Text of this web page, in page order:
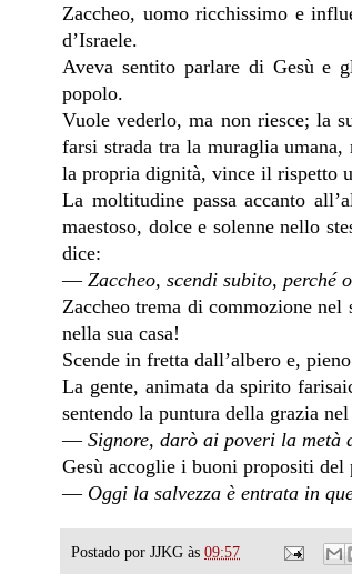
Zaccheo, uomo ricchissimo e
d’Israele.
Aveva sentito parlare di Gesù e
popolo.
Vuole vederlo, ma non riesce; la
farsi strada tra la muraglia
la propria dignità, vince il rispetto
La moltitudine passa accanto
maestoso, dolce e solenne nello
dice:
— Zaccheo, scendi subito, perché
Zaccheo trema di commozione
nella sua casa!
Scende in fretta dall’albero e,
La gente, animata da spirito
sentendo la puntura della grazia
— Signore, darò ai poveri la
Gesù accoglie i buoni propositi del
— Oggi la salvezza è entrata in
Postado por JJKG às 09:57